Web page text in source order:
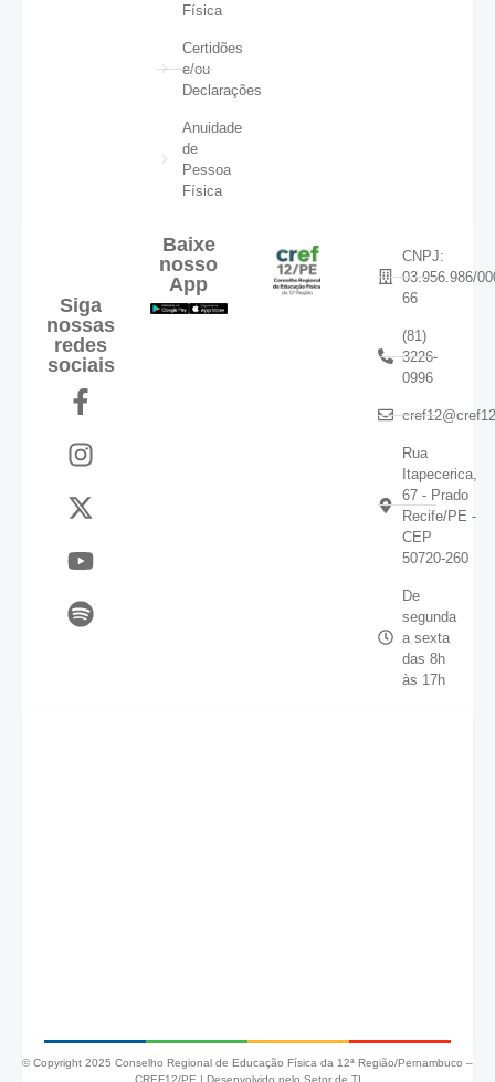
Física
Certidões
e/ou
Declarações
Anuidade
de
Pessoa
Física
Siga
nossas
redes
sociais
Baixe
nosso
App
CNPJ:
03.956.986/
66
(81)
3226-
0996
Rua
Itapecerica,
67 - Prado
Recife/PE -
CEP
50720-260
De
segunda
a sexta
das 8h
às 17h
© Copyright 2025 Conselho Regional de Educação Física da 12ª Região/Pernambuco –
CREF12/PE | Desenvolvido pelo Setor de TI